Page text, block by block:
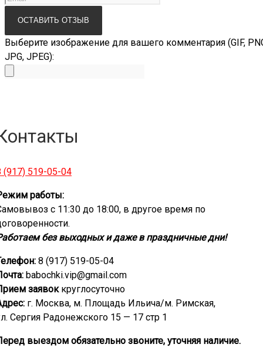
Выберите изображение для вашего комментария (GIF,
JPG, JPEG):
(917) 519-05-04
работы:
с 11:30 до 18:00, в другое время по
без выходных и даже в праздничные дни!
8 (917) 519-05-04
babochki.vip@gmail.com
заявоккруглосуточно
г. Москва, м. Площадь Ильича/м. Римская,
Сергия Радонежского 15 — 17 стр 1
выездом обязательно звоните, уточняя наличие.